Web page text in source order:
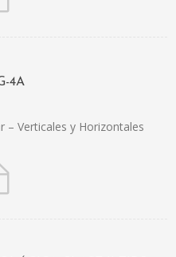
4A
– Verticales y Horizontales